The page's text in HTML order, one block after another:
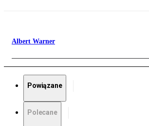
Albert Warner
Powiązane
Polecane